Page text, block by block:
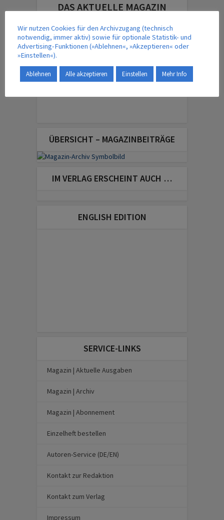
DAS AKTUELLE MAGAZIN
ÜBERSICHT – MAGAZINBEITRÄGE
IM VERLAG ERSCHEINT AUCH …
ENGLISH EDITION
SERVICE-LINKS
Magazin | Aktuelle Ausgaben
Magazin | Archiv
Magazin | Abonnement
Einzelheft bestellen
Autoren-Service (DE/EN)
Kontakt zur Redaktion
Kontakt zum Verlag
Impressum
Wir nutzen Cookies für den Archivzugang (technisch
notwendig, immer aktiv) sowie für optionale Statistik- und
Advertising-Funktionen (»Ablehnen«, »Akzeptieren« oder
»Einstellen«).
Ablehnen Alle akzeptieren Einstellen Mehr Info